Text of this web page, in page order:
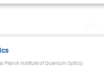
Planck Institute of Quantum Optics)